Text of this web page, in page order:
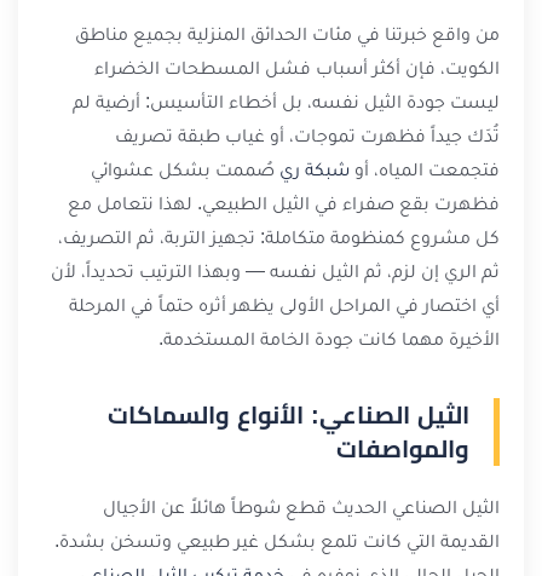
من واقع خبرتنا في مئات الحدائق المنزلية بجميع مناطق
الكويت، فإن أكثر أسباب فشل المسطحات الخضراء
ليست جودة الثيل نفسه، بل أخطاء التأسيس: أرضية لم
تُدَك جيداً فظهرت تموجات، أو غياب طبقة تصريف
فتجمعت المياه، أو شبكة ري صُممت بشكل عشوائي
فظهرت بقع صفراء في الثيل الطبيعي. لهذا نتعامل مع
كل مشروع كمنظومة متكاملة: تجهيز التربة، ثم التصريف،
ثم الري إن لزم، ثم الثيل نفسه — وبهذا الترتيب تحديداً، لأن
أي اختصار في المراحل الأولى يظهر أثره حتماً في المرحلة
الأخيرة مهما كانت جودة الخامة المستخدمة.
الثيل الصناعي: الأنواع والسماكات
والمواصفات
الثيل الصناعي الحديث قطع شوطاً هائلاً عن الأجيال
القديمة التي كانت تلمع بشكل غير طبيعي وتسخن بشدة.